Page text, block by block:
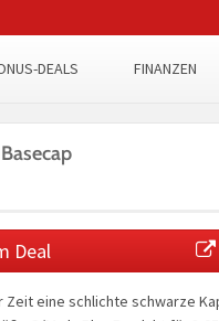
DEALS FINANZEN
Deal
Zeit eine schlichte schwarze